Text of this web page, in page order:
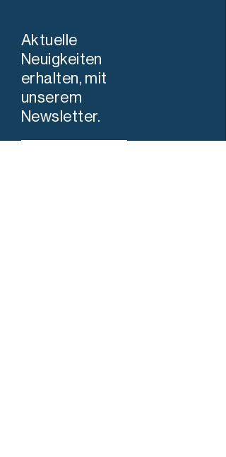
Aktuelle
Neuigkeiten
erhalten, mit
unserem
Newsletter.